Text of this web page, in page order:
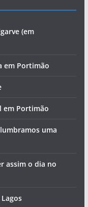
(em
em Portimão
em Portimão
uma
assim o dia no